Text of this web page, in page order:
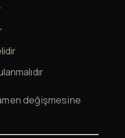
değişmesine